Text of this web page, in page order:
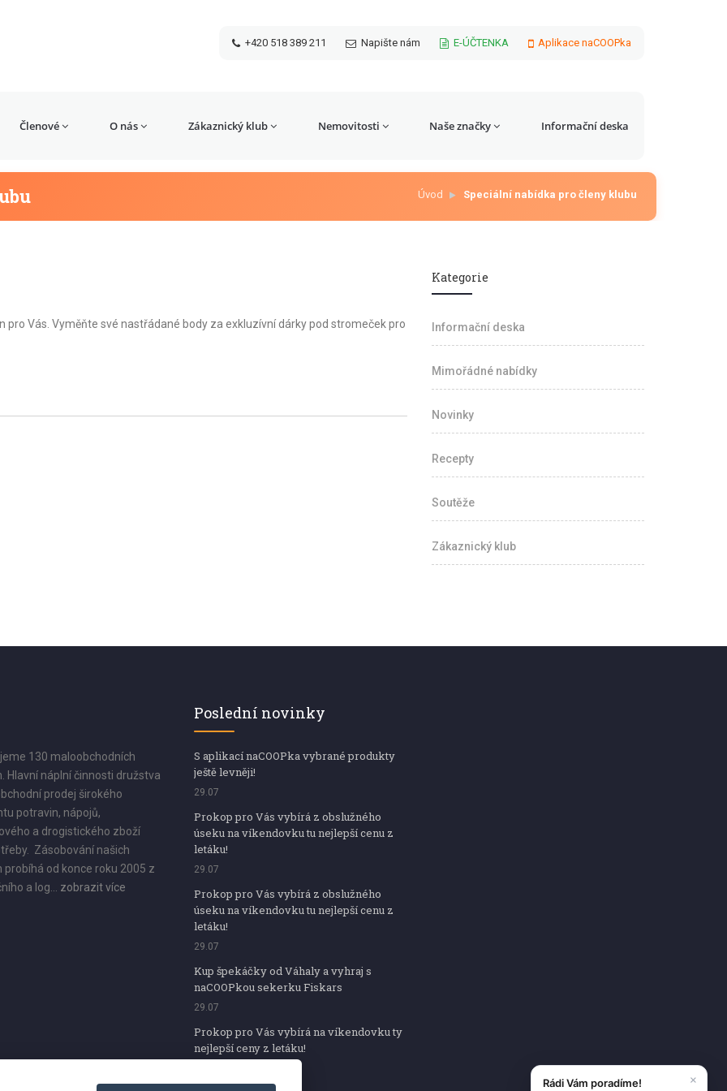
+420 518 389 211 Napište nám E-ÚČTENKA Aplikace naCOOPka
Členové O nás Zákaznický klub Nemovitosti Naše značky Informační deska
Úvod Speciální nabídka pro členy klubu
pro Vás. Vyměňte své nastřádané body za exkluzívní dárky pod stromeček pro
Kategorie
Informační deska
Mimořádné nabídky
Novinky
Recepty
Soutěže
Zákaznický klub
130 maloobchodních
Hlavní náplní činnosti družstva
prodej širokého
potravin, nápojů,
a drogistického zboží
Zásobování našich
probíhá od konce roku 2005 z
a log... zobrazit více
Poslední novinky
S aplikací naCOOPka vybrané produkty
ještě levněji!
29.07
Prokop pro Vás vybírá z obslužného
úseku na víkendovku tu nejlepší cenu z
letáku!
29.07
Prokop pro Vás vybírá z obslužného
úseku na víkendovku tu nejlepší cenu z
letáku!
29.07
Kup špekáčky od Váhaly a vyhraj s
naCOOPkou sekerku Fiskars
29.07
Prokop pro Vás vybírá na víkendovku ty
nejlepší ceny z letáku!